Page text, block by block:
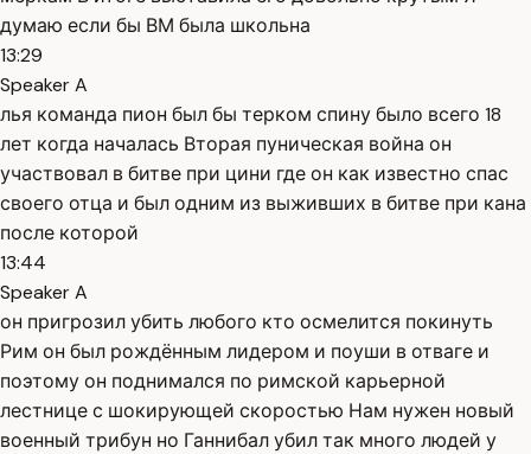
думаю если бы ВМ была школьна
13:29
Speaker A
лья команда пион был бы терком спину было всего 18
лет когда началась Вторая пуническая война он
участвовал в битве при цини где он как известно спас
своего отца и был одним из выживших в битве при кана
после которой
13:44
Speaker A
он пригрозил убить любого кто осмелится покинуть
Рим он был рождённым лидером и поуши в отваге и
поэтому он поднимался по римской карьерной
лестнице с шокирующей скоростью Нам нужен новый
военный трибун но Ганнибал убил так много людей у